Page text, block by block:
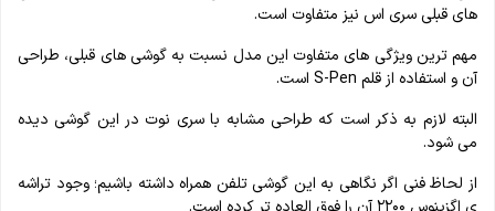
های قبلی سری اس نیز متفاوت است.
مهم ترین ویژگی های متفاوت این مدل نسبت به گوشی های قبلی، طراحی
آن و استفاده از قلم S-Pen است.
البته لازم به ذکر است که طراحی مشابه با سری نوت در این گوشی دیده
می شود.
از لحاظ فنی اگر نگاهی به این گوشی تلفن همراه داشته باشیم؛ وجود تراشه